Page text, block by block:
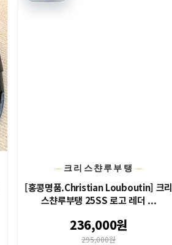
크리스챤루부탱
[홍콩명품.Christian Louboutin] 크리
스챤루부탱 25SS 로고 레더 ...
236,000원
295,000원